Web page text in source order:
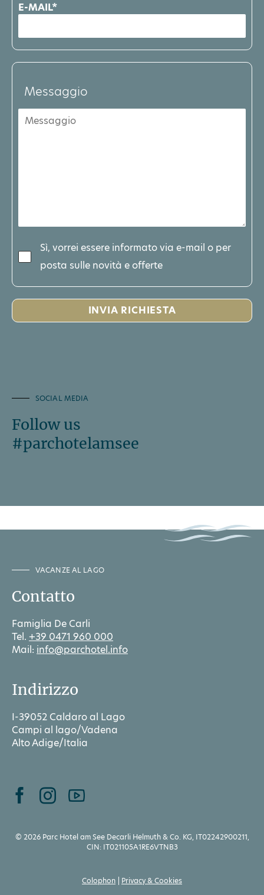
E-MAIL*
Messaggio
Sì, vorrei essere informato via e-mail o per
posta sulle novità e offerte
SOCIAL MEDIA
Follow us
#parchotelamsee
VACANZE AL LAGO
Contatto
Famiglia De Carli
Tel. +39 0471 960 000
Mail: info@parchotel.info
Indirizzo
I-39052 Caldaro al Lago
Campi al lago/Vadena
Alto Adige/Italia
© 2026 Parc Hotel am See Decarli Helmuth & Co. KG, IT02242900211,
CIN: IT021105A1RE6VTNB3
Colophon Privacy & Cookies